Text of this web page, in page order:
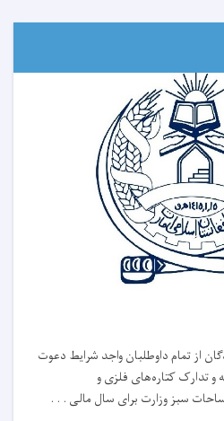
از تمام داوطلبان واجد شرایط دعوت
و تدارک کتاره‌های فلزی و
سبز وزارت برای سال مالی . . .